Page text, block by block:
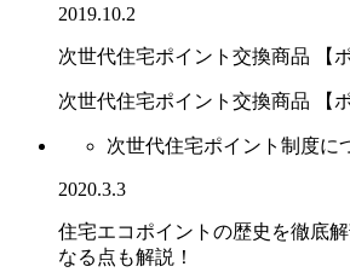
2019.10.2
次世代住宅ポイント交換商品 【
次世代住宅ポイント交換商品 【
次世代住宅ポイント制度に
2020.3.3
住宅エコポイントの歴史を徹底
なる点も解説！